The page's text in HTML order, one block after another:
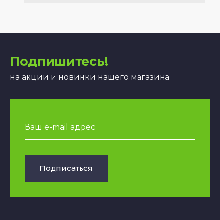
Подпишитесь!
на акции и новинки нашего магазина
Подписаться